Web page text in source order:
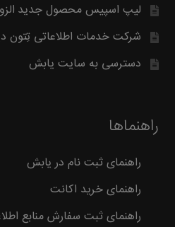
لیپ اسپیس محصول جدید
شرکت خدمات اطلاعاتی تِتون
دسترسی به سایت یابش
راهنماها
راهنمای ثبت نام در یابش
راهنمای خرید اکانت
راهنمای ثبت سفارش منابع